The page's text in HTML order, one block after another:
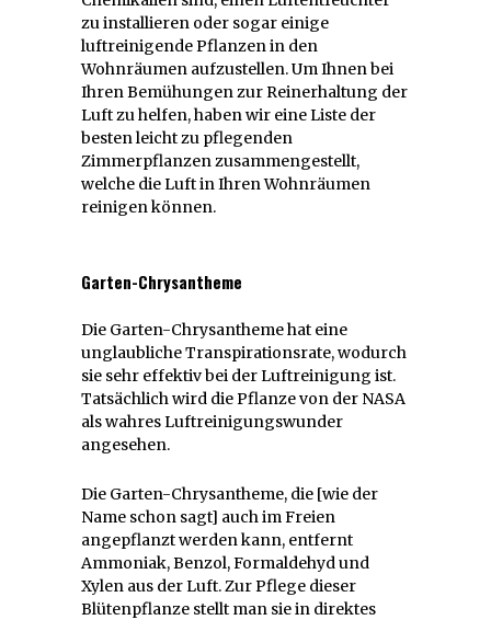
zu installieren oder sogar einige
luftreinigende Pflanzen in den
Wohnräumen aufzustellen. Um Ihnen bei
Ihren Bemühungen zur Reinerhaltung der
Luft zu helfen, haben wir eine Liste der
besten leicht zu pflegenden
Zimmerpflanzen zusammengestellt,
welche die Luft in Ihren Wohnräumen
reinigen können.
Garten-Chrysantheme
Die Garten-Chrysantheme hat eine
unglaubliche Transpirationsrate, wodurch
sie sehr effektiv bei der Luftreinigung ist.
Tatsächlich wird die Pflanze von der NASA
als wahres Luftreinigungswunder
angesehen.
Die Garten-Chrysantheme, die [wie der
Name schon sagt] auch im Freien
angepflanzt werden kann, entfernt
Ammoniak, Benzol, Formaldehyd und
Xylen aus der Luft. Zur Pflege dieser
Blütenpflanze stellt man sie in direktes